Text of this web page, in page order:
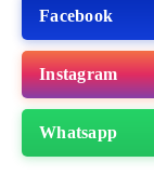
Facebook
Instagram
Whatsapp